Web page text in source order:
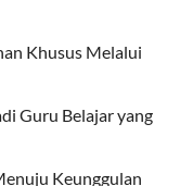
Khusus Melalui
Guru Belajar yang
Keunggulan